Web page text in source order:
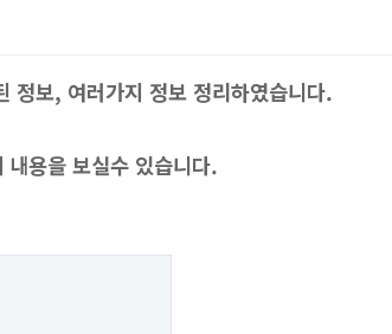
정보, 여러가지 정보 정리하였습니다.
용을 보실수 있습니다.